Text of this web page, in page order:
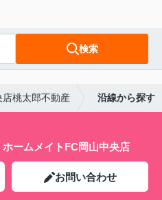
検索
桃太郎不動産 沿線から探す
ームメイトFC岡山中央店
お問い合わせ